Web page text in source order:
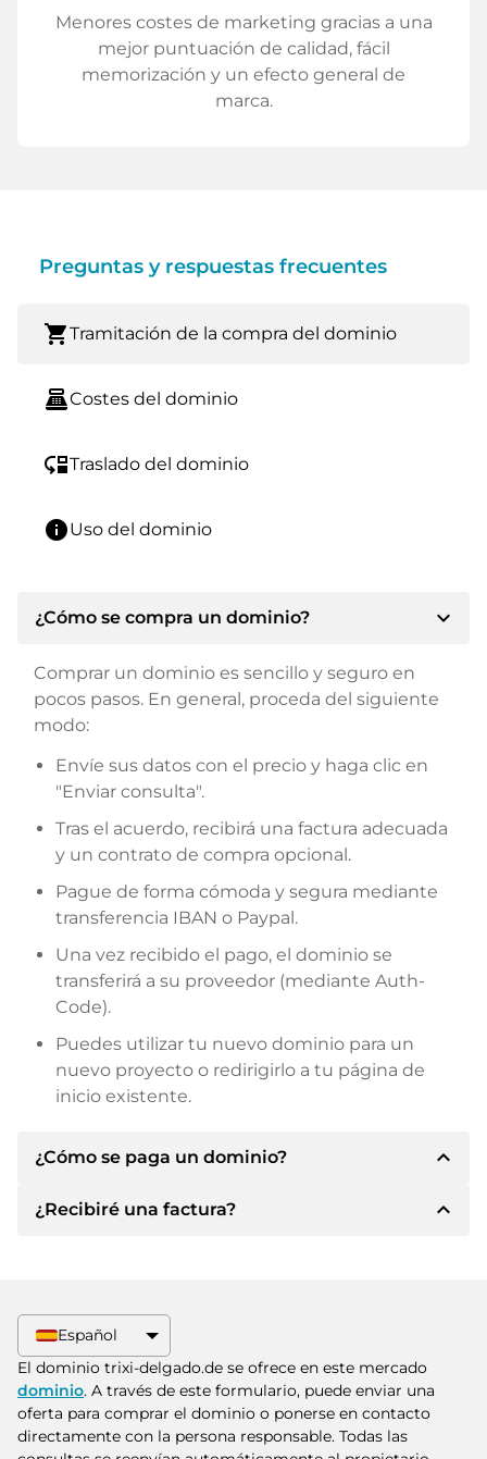
Menores costes de marketing gracias a una
mejor puntuación de calidad, fácil
memorización y un efecto general de
marca.
Preguntas y respuestas frecuentes
shopping_cartTramitación de la compra del dominio
point_of_saleCostes del dominio
move_downTraslado del dominio
infoUso del dominio
¿Cómo se compra un dominio? expand_more
Comprar un dominio es sencillo y seguro en
pocos pasos. En general, proceda del siguiente
modo:
Envíe sus datos con el precio y haga clic en
"Enviar consulta".
Tras el acuerdo, recibirá una factura adecuada
y un contrato de compra opcional.
Pague de forma cómoda y segura mediante
transferencia IBAN o Paypal.
Una vez recibido el pago, el dominio se
transferirá a su proveedor (mediante Auth-
Code).
Puedes utilizar tu nuevo dominio para un
nuevo proyecto o redirigirlo a tu página de
inicio existente.
¿Cómo se paga un dominio? expand_less
Tras llegar a un acuerdo, el propietario le
Paypal u otros métodos de pago.
Indique siempre el nombre de dominio y el
número de factura al realizar la transferencia.
¿Recibiré una factura? expand_less
superiores, también recibirá un contrato de
compra adicional si lo solicita.
Español
El dominio trixi-delgado.de se ofrece en este mercado
dominio. A través de este formulario, puede enviar una
oferta para comprar el dominio o ponerse en contacto
directamente con la persona responsable. Todas las